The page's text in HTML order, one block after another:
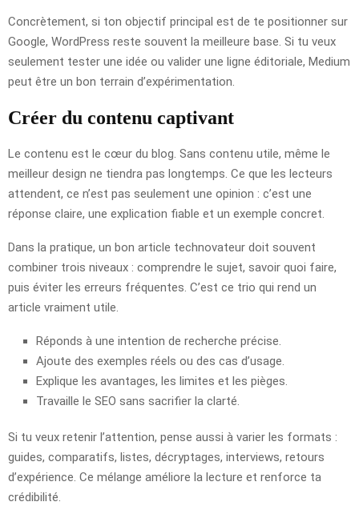
Concrètement, si ton objectif principal est de te positionner sur
Google, WordPress reste souvent la meilleure base. Si tu veux
seulement tester une idée ou valider une ligne éditoriale, Medium
peut être un bon terrain d’expérimentation.
Créer du contenu captivant
Le contenu est le cœur du blog. Sans contenu utile, même le
meilleur design ne tiendra pas longtemps. Ce que les lecteurs
attendent, ce n’est pas seulement une opinion : c’est une
réponse claire, une explication fiable et un exemple concret.
Dans la pratique, un bon article technovateur doit souvent
combiner trois niveaux : comprendre le sujet, savoir quoi faire,
puis éviter les erreurs fréquentes. C’est ce trio qui rend un
article vraiment utile.
Réponds à une intention de recherche précise.
Ajoute des exemples réels ou des cas d’usage.
Explique les avantages, les limites et les pièges.
Travaille le SEO sans sacrifier la clarté.
Si tu veux retenir l’attention, pense aussi à varier les formats :
guides, comparatifs, listes, décryptages, interviews, retours
d’expérience. Ce mélange améliore la lecture et renforce ta
crédibilité.